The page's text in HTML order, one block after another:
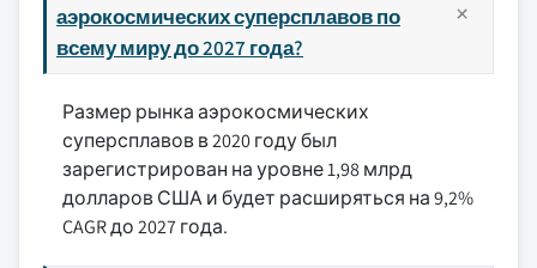
аэрокосмических суперсплавов по
всему миру до 2027 года?
Размер рынка аэрокосмических
суперсплавов в 2020 году был
зарегистрирован на уровне 1,98 млрд
долларов США и будет расширяться на 9,2%
CAGR до 2027 года.